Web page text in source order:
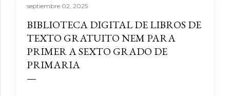
septiembre 02, 2025
BIBLIOTECA DIGITAL DE LIBROS DE
TEXTO GRATUITO NEM PARA
PRIMER A SEXTO GRADO DE
PRIMARIA